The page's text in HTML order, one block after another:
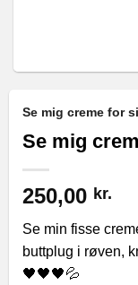
Se mig creme for
Se mig
250,00 kr.
Se min fisse
buttplug i røven,
🖤🖤🖤💦